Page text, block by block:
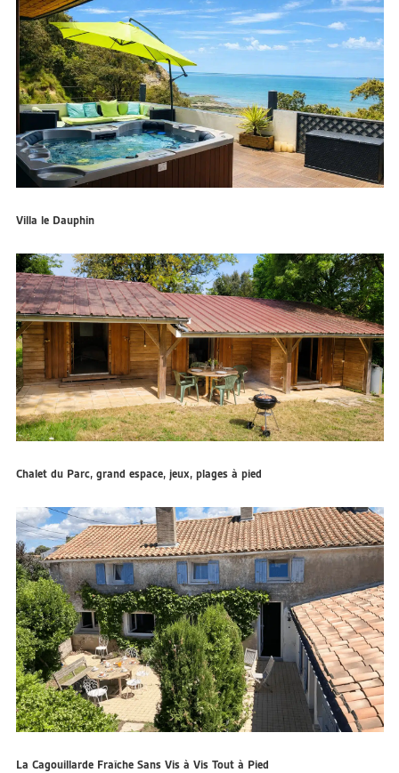
Villa le Dauphin
Chalet du Parc, grand espace, jeux, plages à pied
La Cagouillarde Fraîche Sans Vis à Vis Tout à Pied